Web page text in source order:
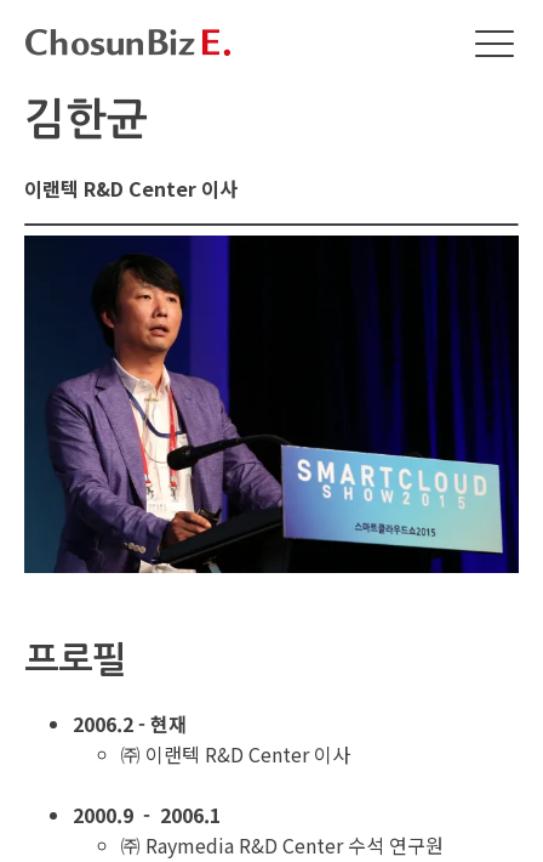
김한균
이랜텍 R&D Center 이사
프로필
2006.2 - 현재
㈜ 이랜텍 R&D Center 이사
2000.9 - 2006.1
㈜ Raymedia R&D Center 수석 연구원